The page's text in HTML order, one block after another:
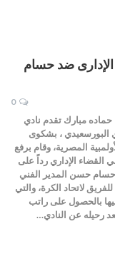
ضد حسام
0
حماده مبارك تقدم نادي
البورسعيدي ، بشكوى
المصرية، وقام برفع
القضاء الإداري رداً على
حسن المدير الفني
لاتحاد الكرة، والتي
بالحصول على راتب
رحيله عن النادي…